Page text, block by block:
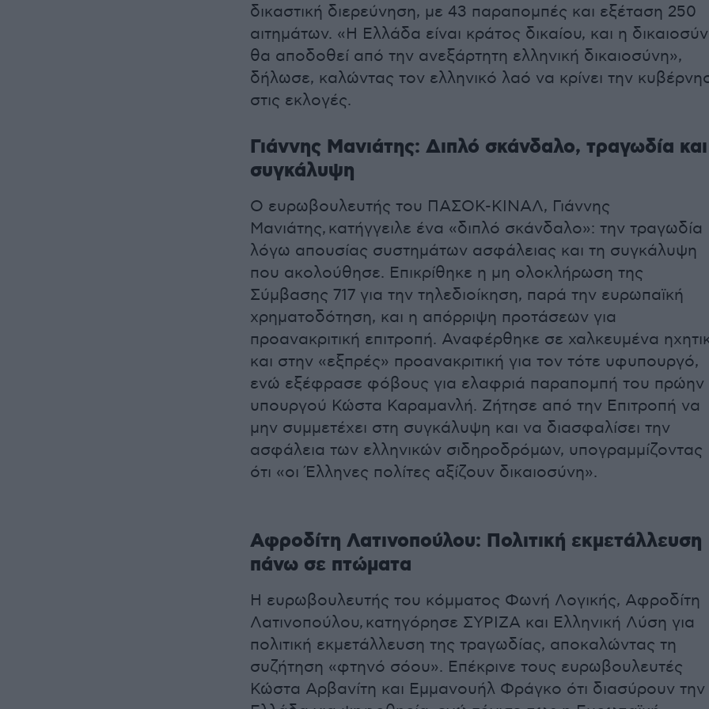
δικαστική διερεύνηση, με 43 παραπομπές και εξέταση 250
αιτημάτων. «Η Ελλάδα είναι κράτος δικαίου, και η
θα αποδοθεί από την ανεξάρτητη ελληνική δικαιοσύνη»,
δήλωσε, καλώντας τον ελληνικό λαό να κρίνει την
στις εκλογές.
Γιάννης Μανιάτης: Διπλό σκάνδαλο, τραγωδία και
συγκάλυψη
Ο ευρωβουλευτής του ΠΑΣΟΚ-ΚΙΝΑΛ, Γιάννης
Μανιάτης, κατήγγειλε ένα «διπλό σκάνδαλο»: την τραγωδία
λόγω απουσίας συστημάτων ασφάλειας και τη συγκάλυψη
που ακολούθησε. Επικρίθηκε η μη ολοκλήρωση της
Σύμβασης 717 για την τηλεδιοίκηση, παρά την ευρωπαϊκή
χρηματοδότηση, και η απόρριψη προτάσεων για
προανακριτική επιτροπή. Αναφέρθηκε σε χαλκευμένα
και στην «εξπρές» προανακριτική για τον τότε υφυπουργό,
ενώ εξέφρασε φόβους για ελαφριά παραπομπή του πρώην
υπουργού Κώστα Καραμανλή. Ζήτησε από την Επιτροπή να
μην συμμετέχει στη συγκάλυψη και να διασφαλίσει την
ασφάλεια των ελληνικών σιδηροδρόμων, υπογραμμίζοντας
ότι «οι Έλληνες πολίτες αξίζουν δικαιοσύνη».
Αφροδίτη Λατινοπούλου: Πολιτική εκμετάλλευση
πάνω σε πτώματα
Η ευρωβουλευτής του κόμματος Φωνή Λογικής, Αφροδίτη
Λατινοπούλου, κατηγόρησε ΣΥΡΙΖΑ και Ελληνική Λύση για
πολιτική εκμετάλλευση της τραγωδίας, αποκαλώντας τη
συζήτηση «φτηνό σόου». Επέκρινε τους ευρωβουλευτές
Κώστα Αρβανίτη και Εμμανουήλ Φράγκο ότι διασύρουν την